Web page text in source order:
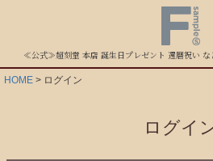
≪公式≫超刻堂 本店 誕生日プレゼント 還暦祝い な
HOME ログイン
ログイ